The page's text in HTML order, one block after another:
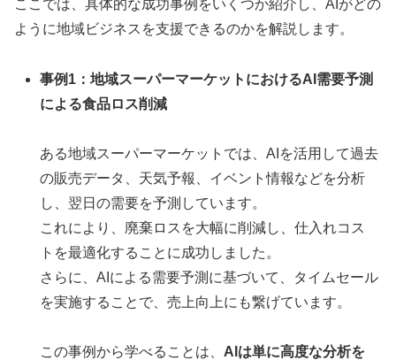
ここでは、具体的な成功事例をいくつか紹介し、AIがどの
ように地域ビジネスを支援できるのかを解説します。
事例1：地域スーパーマーケットにおけるAI需要予測
による食品ロス削減
ある地域スーパーマーケットでは、AIを活用して過去
の販売データ、天気予報、イベント情報などを分析
し、翌日の需要を予測しています。
これにより、廃棄ロスを大幅に削減し、仕入れコス
トを最適化することに成功しました。
さらに、AIによる需要予測に基づいて、タイムセール
を実施することで、売上向上にも繋げています。
この事例から学べることは、 AIは単に高度な分析を